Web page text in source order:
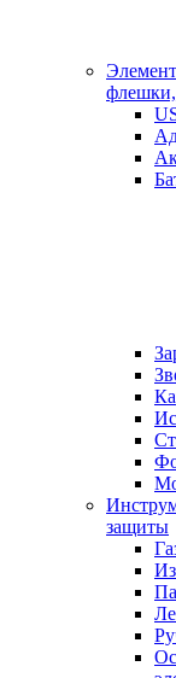
флешки,
защиты